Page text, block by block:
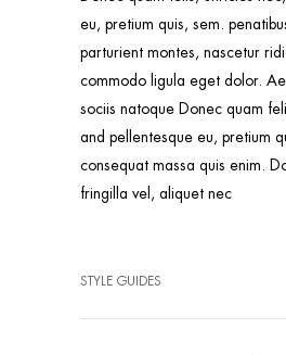
eu, pretium quis, sem.
parturient montes, nascetur
commodo ligula eget dolor.
sociis natoque Donec quam
and pellentesque eu, pretium
consequat massa quis enim.
fringilla vel, aliquet nec
STYLE GUIDES